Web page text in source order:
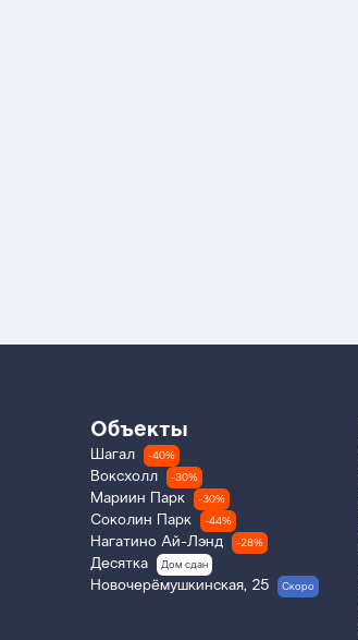
Объекты
Шагал -40%
Воксхолл -30%
Мариин Парк -30%
Соколин Парк -44%
Нагатино Ай-Лэнд -28%
Десятка Дом сдан
Новочерёмушкинская, 25 Скоро